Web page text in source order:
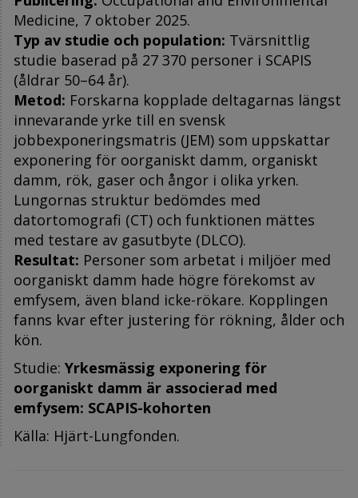
Medicine, 7 oktober 2025.
Typ av studie och population: Tvärsnittlig
studie baserad på 27 370 personer i SCAPIS
(åldrar 50–64 år).
Metod: Forskarna kopplade deltagarnas längst
innevarande yrke till en svensk
jobbexponeringsmatris (JEM) som uppskattar
exponering för oorganiskt damm, organiskt
damm, rök, gaser och ångor i olika yrken.
Lungornas struktur bedömdes med
datortomografi (CT) och funktionen mättes
med testare av gasutbyte (DLCO).
Resultat: Personer som arbetat i miljöer med
oorganiskt damm hade högre förekomst av
emfysem, även bland icke-rökare. Kopplingen
fanns kvar efter justering för rökning, ålder och
kön.
Studie: Yrkesmässig exponering för
oorganiskt damm är associerad med
emfysem: SCAPIS-kohorten
Källa: Hjärt-Lungfonden.